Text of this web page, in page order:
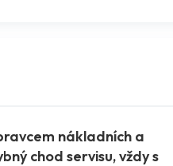
nákladních a
chod servisu, vždy s